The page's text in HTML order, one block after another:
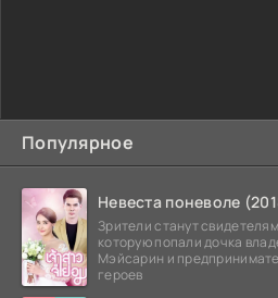
Популярное
Невеста поневоле
Зрители станут
которую попали дочка
Мэйсарин и
героев